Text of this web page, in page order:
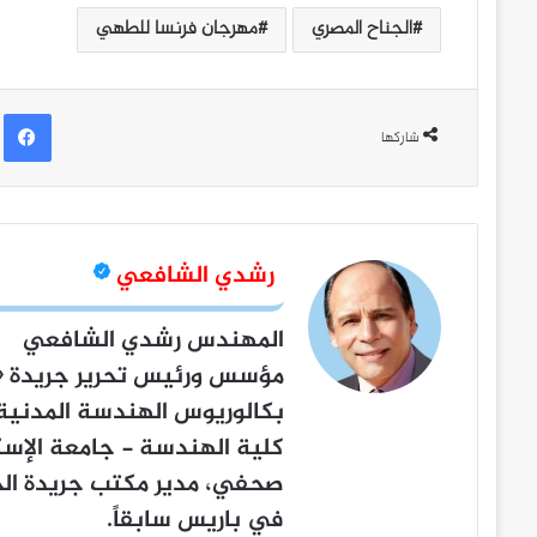
الجناح المصري مهرجان فرنسا للطهي
شاركها
رشدي الشافعي
المهندس رشدي الشافعي
مؤسس ورئيس تحرير جريدة
بكالوريوس الهندسة
كلية الهندسة - جامعة
صحفي، مدير مكتب جريدة
في باريس سابقاً.